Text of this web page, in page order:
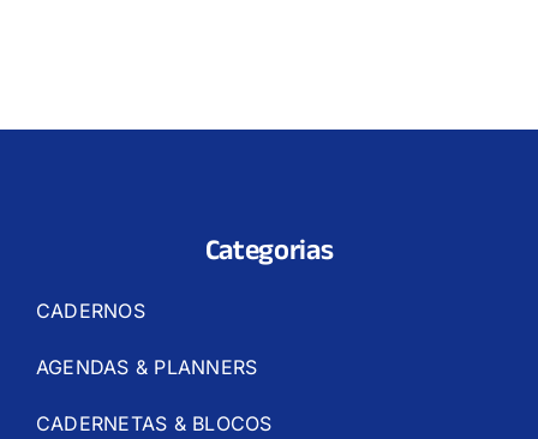
Categorias
CADERNOS
AGENDAS & PLANNERS
CADERNETAS & BLOCOS